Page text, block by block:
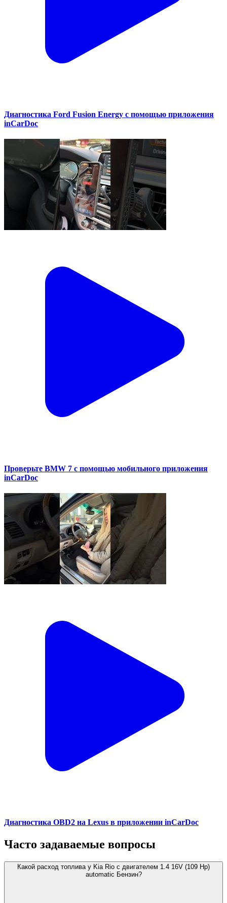
Диагностика Ford Fusion Energy с помощью приложения
inCarDoc
Проверьте BMW 7 с помощью мобильного приложения
inCarDoc
Диагностика OBD2 на Lexus в приложении inCarDoc
Часто задаваемые вопросы
Какой расход топлива у Kia Rio с двигателем 1.4 16V (109 Hp)
automatic Бензин?